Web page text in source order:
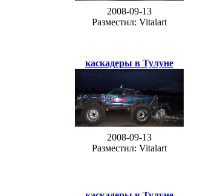
2008-09-13
Разместил: Vitalart
каскадеры в Тулуне
2008-09-13
Разместил: Vitalart